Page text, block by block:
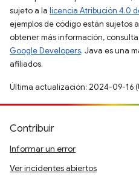
sujeto a la licencia Atribución 4.0
ejemplos de código están sujetos
obtener más información,
Google Developers. Java es una
afiliados.
Última actualización: 2024-09-16
Contribuir
Informar un error
Ver incidentes abiertos